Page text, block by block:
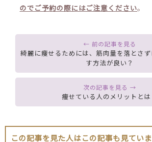
のでご予約の際にはご注意ください。
綺麗に痩せるためには、筋肉量を落とさ
す方法が良い？
痩せている人のメリットとは
この記事を見た人はこの記事も見てい